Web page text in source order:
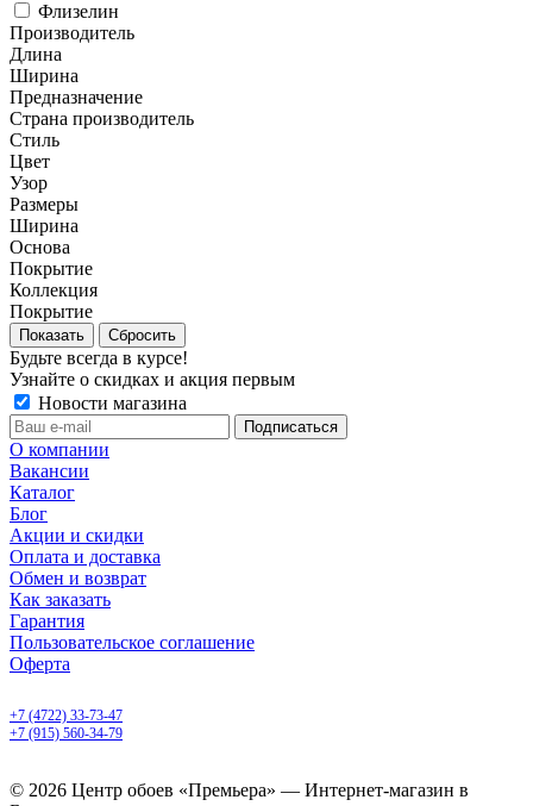
Флизелин
Производитель
Длина
Ширина
Предназначение
Страна производитель
Стиль
Цвет
Узор
Размеры
Ширина
Основа
Покрытие
Коллекция
Покрытие
Сбросить
Будьте всегда в курсе!
Узнайте о скидках и акция первым
Новости магазина
О компании
Вакансии
Каталог
Блог
Акции и скидки
Оплата и доставка
Обмен и возврат
Как заказать
Гарантия
Пользовательское соглашение
Оферта
+7 (4722) 33-73-47
+7 (915) 560-34-79
© 2026 Центр обоев «Премьера» — Интернет-магазин в